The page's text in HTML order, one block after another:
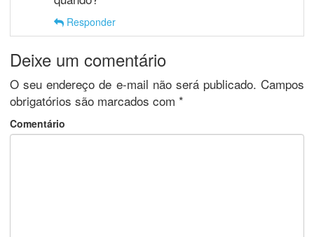
Responder
Deixe um comentário
O seu endereço de e-mail não será publicado. Campos
obrigatórios são marcados com *
Comentário